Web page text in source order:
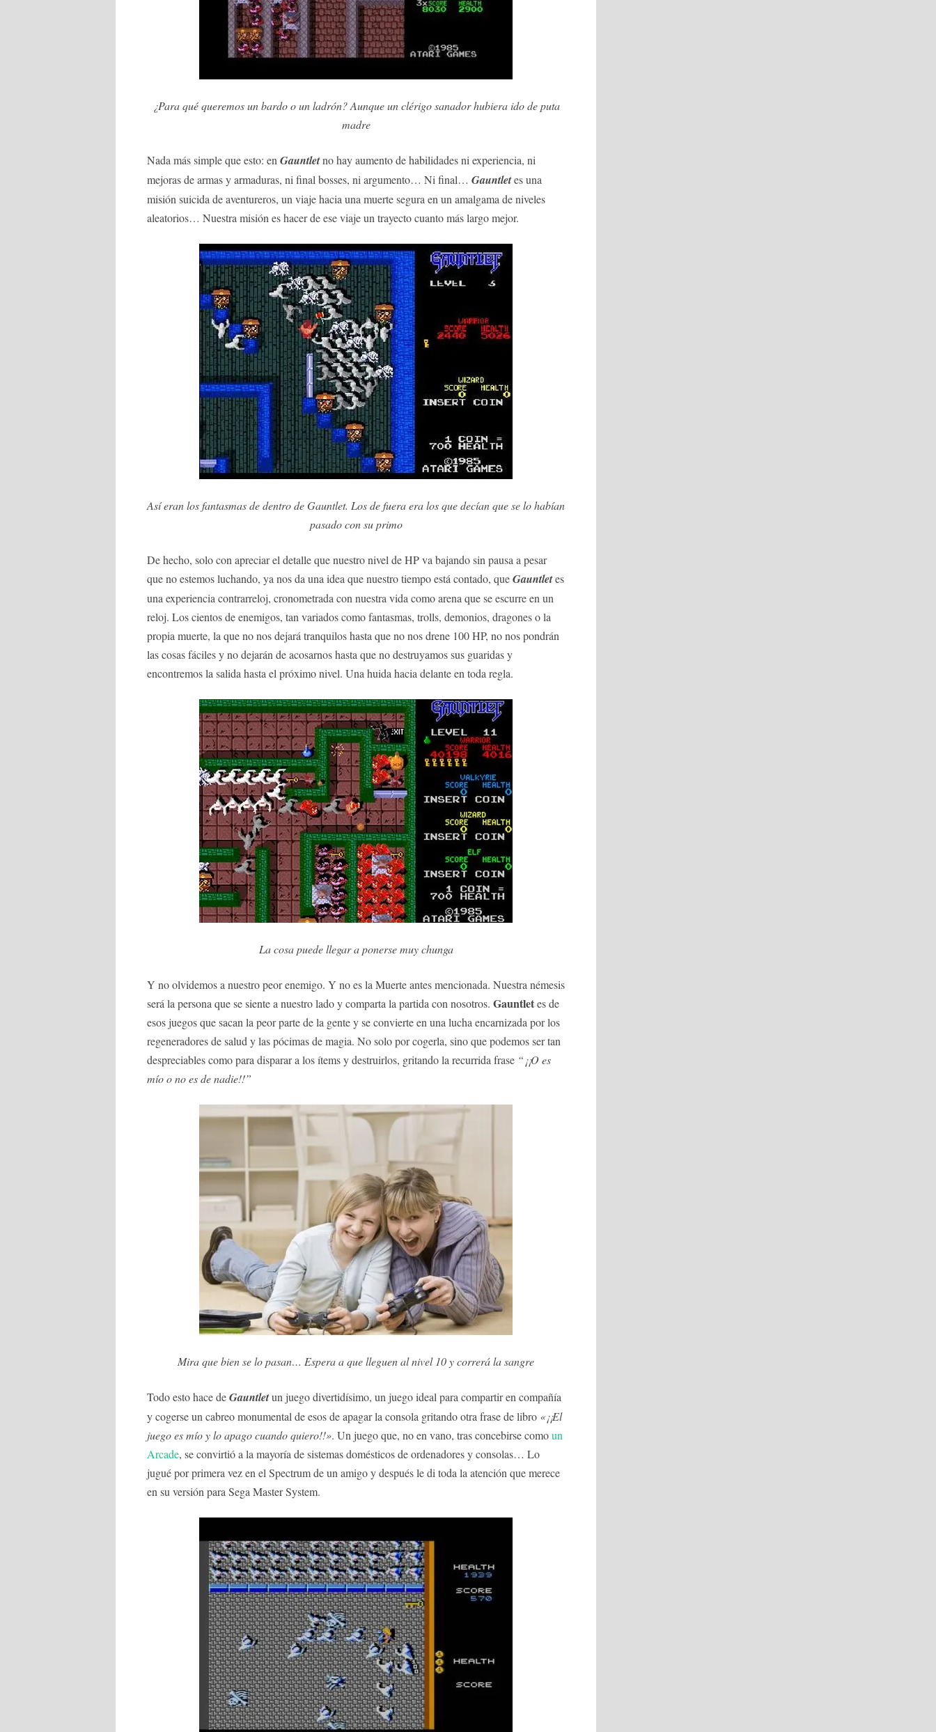
¿Para qué queremos un bardo o un ladrón? Aunque un clérigo sanador hubiera ido de puta
madre
Nada más simple que esto: enGauntletno hay aumento de habilidades ni experiencia, ni
mejoras de armas y armaduras, ni final bosses, ni argumento… Ni final… Gauntletes una
misión suicida de aventureros, un viaje hacia una muerte segura en un amalgama de niveles
aleatorios… Nuestra misión es hacer de ese viaje un trayecto cuanto más largo mejor.
Así eran los fantasmas de dentro de Gauntlet. Los de fuera era los que decían que se lo habían
pasado con su primo
De hecho, solo con apreciar el detalle que nuestro nivel de HP va bajando sin pausa a pesar
que no estemos luchando, ya nos da una idea que nuestro tiempo está contado, queGauntletes
una experiencia contrarreloj, cronometrada con nuestra vida como arena que se escurre en un
reloj. Los cientos de enemigos, tan variados como fantasmas, trolls, demonios, dragones o la
propia muerte, la que no nos dejará tranquilos hasta que no nos drene 100 HP, no nos pondrán
las cosas fáciles y no dejarán de acosarnos hasta que no destruyamos sus guaridas y
encontremos la salida hasta el próximo nivel. Una huida hacia delante en toda regla.
La cosa puede llegar a ponerse muy chunga
Y no olvidemos a nuestro peor enemigo. Y no es la Muerte antes mencionada. Nuestra némesis
será la persona que se siente a nuestro lado y comparta la partida con nosotros. Gauntletes de
esos juegos que sacan la peor parte de la gente y se convierte en una lucha encarnizada por los
regeneradores de salud y las pócimas de magia. No solo por cogerla, sino que podemos ser tan
despreciables como para disparar a los ítems y destruirlos, gritando la recurrida frase “¡¡O es
mío o no es de nadie!!”
Mira que bien se lo pasan… Espera a que lleguen al nivel 10 y correrá la sangre
Todo esto hace deGauntletun juego divertidísimo, un juego ideal para compartir en compañía
y cogerse un cabreo monumental de esos de apagar la consola gritando otra frase de libro «¡¡El
juego es mío y lo apago cuando quiero!!». Un juego que, no en vano, tras concebirse comoun
Arcade, se convirtió a la mayoría de sistemas domésticos de ordenadores y consolas… Lo
jugué por primera vez en el Spectrum de un amigo y después le di toda la atención que merece
en su versión para Sega Master System.